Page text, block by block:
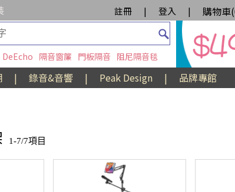
註冊 | 登入 | 購物車(
DeEcho 隔音窗簾 門板隔音 阻尼隔音毯
| 錄音&音響 | Peak Design | 品牌專館
1-7/7項目